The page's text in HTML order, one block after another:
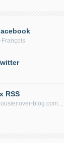
François
RSS
https://legenepietlargousier.over-blog.com/rss